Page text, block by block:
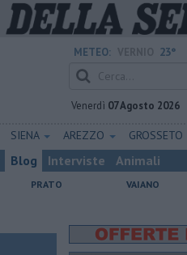
METEO: 23°
Venerdì 07 Agosto 2026
SIENA AREZZO GROSSETO
Blog Interviste Animali
PRATO
VAIANO